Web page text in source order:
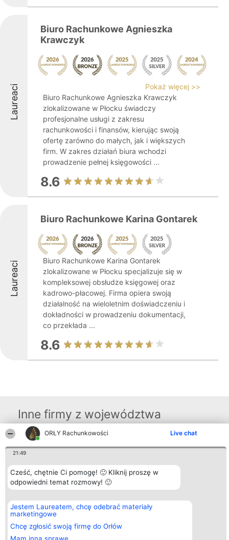
ORŁY Rachunkowości Live chat
21:49
Cześć, chętnie Ci pomogę! 🙂 Kliknij proszę w
odpowiedni temat rozmowy! 🙂
Jestem Laureatem, chcę odebrać materiały
marketingowe
Chcę zgłosić swoją firmę do Orłów
Laureaci
Biuro Rachunkowe Agnieszka
Krawczyk
Pokaż więcej >>
Biuro Rachunkowe Agnieszka Krawczyk
zlokalizowane w Płocku świadczy
profesjonalne usługi z zakresu
rachunkowości i finansów, kierując swoją
ofertę zarówno do małych, jak i większych
firm. W zakres działań biura wchodzi
prowadzenie pełnej księgowości ...
8.6
Laureaci
Biuro Rachunkowe Karina Gontarek
Biuro Rachunkowe Karina Gontarek
zlokalizowane w Płocku specjalizuje się w
kompleksowej obsłudze księgowej oraz
kadrowo-płacowej. Firma opiera swoją
działalność na wieloletnim doświadczeniu i
dokładności w prowadzeniu dokumentacji,
co przekłada ...
8.6
Inne firmy z województwa
Organizator plebiscytu
Bright Side Solutions sp. z o.
ul. Ruska 22
Wrocław 50-079
KRS 0000749100 | Regon
+48 508 492 400
Plebiscyt
wszystkich
Laureatów
Zasady
Polityka
Prywatności
Kontakt